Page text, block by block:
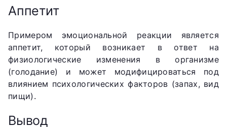
Аппетит
Примером эмоциональной реакции является
аппетит, который возникает в ответ на
физиологические изменения в организме
(голодание) и может модифицироваться под
влиянием психологических факторов (запах, вид
пищи).
Вывод